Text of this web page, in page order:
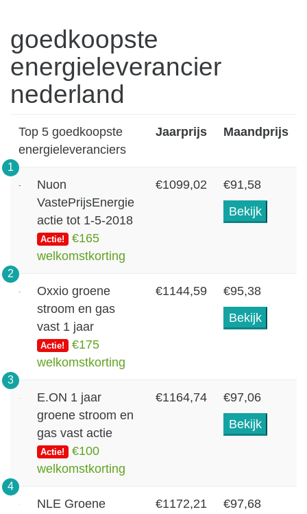
goedkoopste
energieleverancier
nederland
Top 5 goedkoopste
energieleveranciers
Jaarprijs Maandprijs
1
Nuon
VastePrijsEnergie
actie tot 1-5-2018
Actie!
€165
welkomstkorting
€1099,02
€91,58
Bekijk
2
Oxxio groene
stroom en gas
vast 1 jaar
Actie!
€175
welkomstkorting
€1144,59
€95,38
Bekijk
3
E.ON 1 jaar
groene stroom en
gas vast actie
Actie!
€100
welkomstkorting
€1164,74
€97,06
Bekijk
4
NLE Groene
€1172,21
€97,68